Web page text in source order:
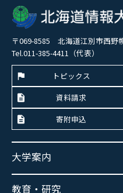
〒069-8585 北海道江別市西野
Tel.011-385-4411（代表）
トピックス
資料請求
寄附申込
大学案内
教育・研究